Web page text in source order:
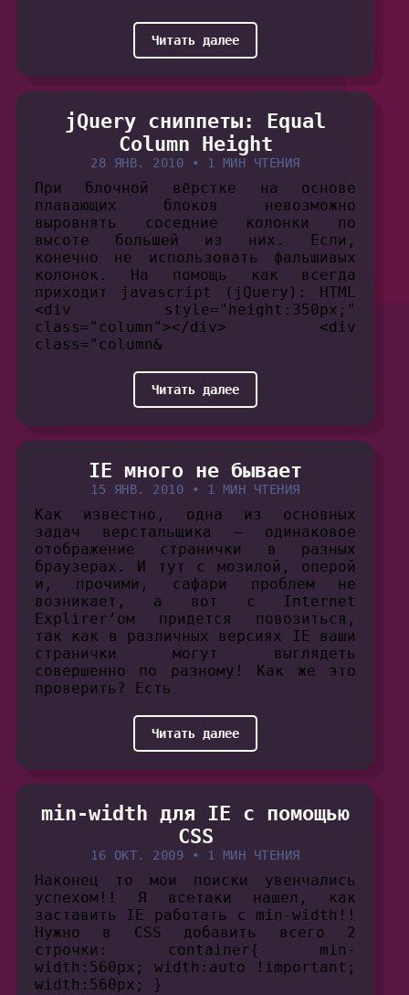
Читать далее
jQuery сниппеты: Equal
Column Height
28 ЯНВ. 2010 • 1 МИН ЧТЕНИЯ
При блочной вёрстке на основе
плавающих блоков невозможно
выровнять соседние колонки по
высоте большей из них. Если,
конечно не использовать фальшивых
колонок. На помощь как всегда
приходит javascript (jQuery): HTML
<div style="height:350px;"
class="column"></div> <div
class="column&
Читать далее
IE много не бывает
15 ЯНВ. 2010 • 1 МИН ЧТЕНИЯ
Как известно, одна из основных
задач верстальщика — одинаковое
отображение странички в разных
браузерах. И тут с мозилой, оперой
и, прочими, сафари проблем не
возникает, а вот с Internet
Explirer’ом придется повозиться,
так как в различных версиях IE ваши
странички могут выглядеть
совершенно по разному! Как же это
проверить? Есть
Читать далее
min-width для IE c помощью
CSS
16 ОКТ. 2009 • 1 МИН ЧТЕНИЯ
Наконец то мои поиски увенчались
успехом!! Я всетаки нашел, как
заставить IE работать с min-width!!
Нужно в CSS добавить всего 2
строчки: container{ min-
width:560px; width:auto !important;
width:560px; }